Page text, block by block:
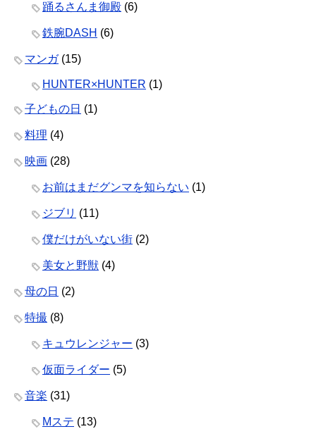
踊るさんま御殿 (6)
鉄腕DASH (6)
マンガ(15)
HUNTER×HUNTER (1)
子どもの日 (1)
料理 (4)
映画 (28)
お前はまだグンマを知らない (1)
ジブリ (11)
僕だけがいない街 (2)
美女と野獣 (4)
母の日 (2)
特撮 (8)
キュウレンジャー (3)
仮面ライダー (5)
音楽 (31)
Mステ (13)